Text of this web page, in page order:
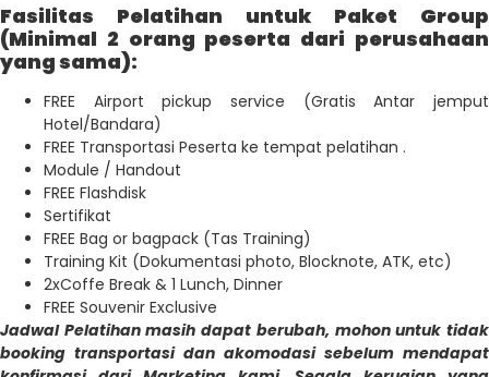
Fasilitas Pelatihan untuk Paket Group
(Minimal 2 orang peserta dari perusahaan
yang sama):
FREE Airport pickup service (Gratis Antar jemput
Hotel/Bandara)
FREE Transportasi Peserta ke tempat pelatihan .
Module / Handout
FREE Flashdisk
Sertifikat
FREE Bag or bagpack (Tas Training)
Training Kit (Dokumentasi photo, Blocknote, ATK, etc)
2xCoffe Break & 1 Lunch, Dinner
FREE Souvenir Exclusive
Jadwal Pelatihan masih dapat berubah, mohon untuk tidak
booking transportasi dan akomodasi sebelum mendapat